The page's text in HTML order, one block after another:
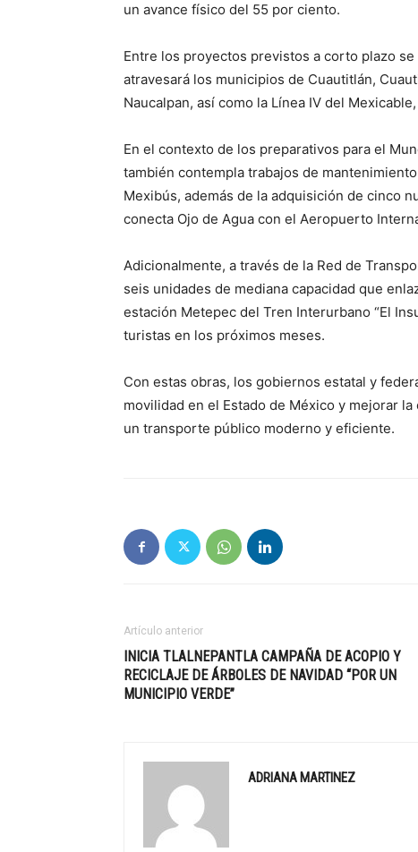
un avance físico del 55 por ciento.
Entre los proyectos previstos a corto plazo
atravesará los municipios de Cuautitlán,
Naucalpan, así como la Línea IV del
En el contexto de los preparativos para el
también contempla trabajos de
Mexibús, además de la adquisición de cinco
conecta Ojo de Agua con el Aeropuerto
Adicionalmente, a través de la Red de
seis unidades de mediana capacidad que
estación Metepec del Tren Interurbano “El
turistas en los próximos meses.
Con estas obras, los gobiernos estatal y
movilidad en el Estado de México y mejorar
un transporte público moderno y eficiente.
Artículo anterior
INICIA TLALNEPANTLA CAMPAÑA DE ACOPIO Y
RECICLAJE DE ÁRBOLES DE NAVIDAD “POR UN
MUNICIPIO VERDE”
ADRIANA MARTINEZ